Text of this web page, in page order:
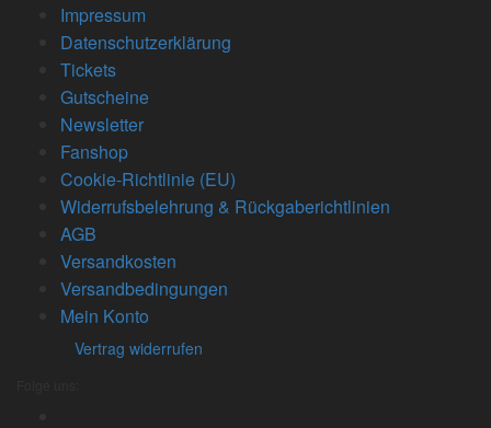
Impressum
Datenschutzerklärung
Tickets
Gutscheine
Newsletter
Fanshop
Cookie-Richtlinie (EU)
Widerrufsbelehrung & Rückgaberichtlinien
AGB
Versandkosten
Versandbedingungen
Mein Konto
Vertrag widerrufen